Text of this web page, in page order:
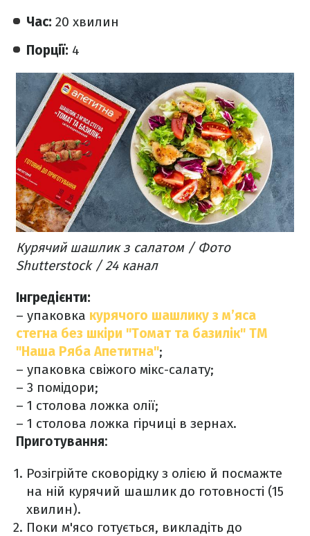
Час: 20 хвилин
Порції: 4
Курячий шашлик з салатом / Фото
Shutterstock / 24 канал
Інгредієнти:
– упаковка курячого шашлику з м’яса
стегна без шкіри "Томат та базилік" ТМ
"Наша Ряба Апетитна";
– упаковка свіжого мікс-салату;
– 3 помідори;
– 1 столова ложка олії;
– 1 столова ложка гірчиці в зернах.
Приготування:
Розігрійте сковорідку з олією й посмажте
на ній курячий шашлик до готовності (15
хвилин).
Поки м'ясо готується, викладіть до